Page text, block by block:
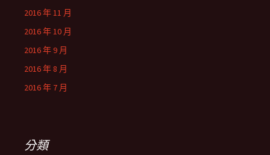
2016 年 11 月
2016 年 10 月
2016 年 9 月
2016 年 8 月
2016 年 7 月
分類